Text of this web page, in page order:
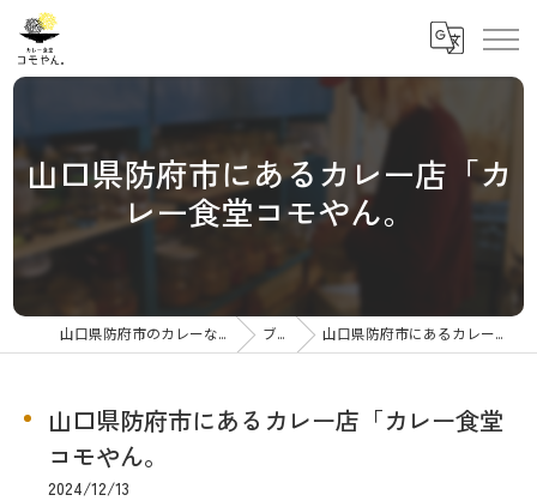
山口県防府市にあるカレー店「カ
レー食堂コモやん。
山口県防府市のカレーならカレー食堂コモやん ブログ 山口県防府市にあるカレー店「カレー食堂コモやん。
山口県防府市にあるカレー店「カレー食堂
コモやん。
2024/12/13